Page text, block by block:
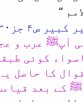
‘‘
ص۴ جز۳۰ مطبع مصر)
آپﷺ عرب و
کوئی
کا حاصل
کے بعد